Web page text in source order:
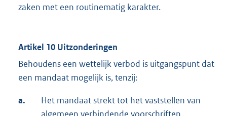
zaken met een routinematig karakter.
Artikel 10 Uitzonderingen
Behoudens een wettelijk verbod is uitgangspunt dat
een mandaat mogelijk is, tenzij:
a.
Het mandaat strekt tot het vaststellen van